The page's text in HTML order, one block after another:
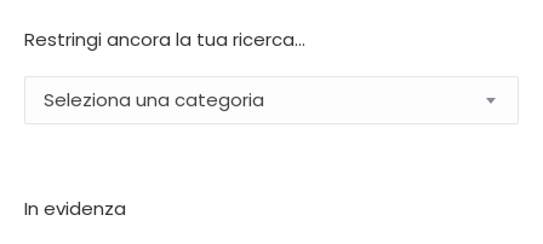
Restringi ancora la tua ricerca…
Seleziona una categoria
In evidenza